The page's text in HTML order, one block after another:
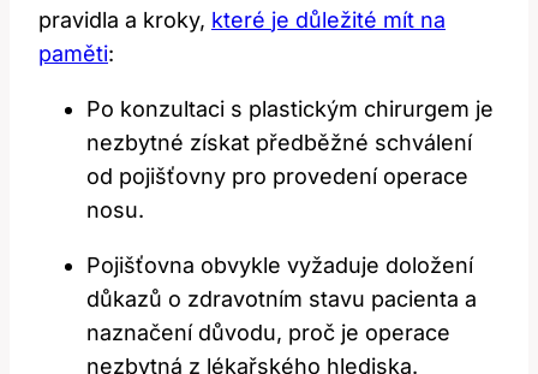
pravidla ⁢a kroky, které je důležité mít na
paměti:
Po⁢ konzultaci s plastickým chirurgem je
nezbytné získat⁣ předběžné‌ schválení
od pojišťovny pro ⁢provedení operace‍
nosu.
Pojišťovna obvykle vyžaduje doložení
důkazů​ o zdravotním stavu pacienta ​a
naznačení⁤ důvodu,‍ proč je‌ operace
nezbytná z ‍lékařského hlediska.